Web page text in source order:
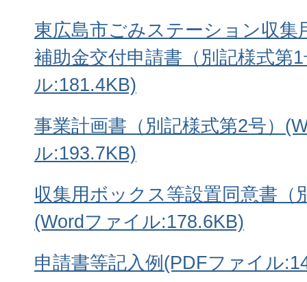
東広島市ごみステーション収集
補助金交付申請書（別記様式第
ル:181.4KB)
事業計画書（別記様式第2号）
ル:193.7KB)
収集用ボックス等設置同意書（
(Wordファイル:178.6KB)
申請書等記入例(PDFファイル